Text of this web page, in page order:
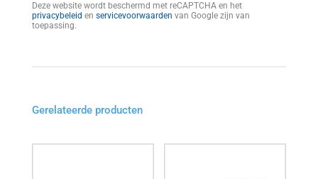
Deze website wordt beschermd met reCAPTCHA en het
privacybeleid en servicevoorwaarden van Google zijn van
toepassing.
Gerelateerde producten